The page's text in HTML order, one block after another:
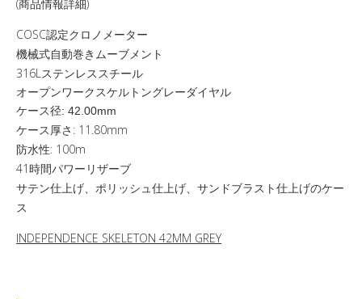
(商品情報詳細)
COSC認定クロノメーター
機械式自動巻きムーブメント
316Lステンレススチール
オープンワークスケルトングレーダイヤル
ケース径: 42.00mm
ケース厚さ: 11.80mm
防水性: 100m
41時間パワーリザーブ
サテン仕上げ、ポリッシュ仕上げ、サンドブラスト仕上げのケー
ス
INDEPENDENCE SKELETON 42MM GREY